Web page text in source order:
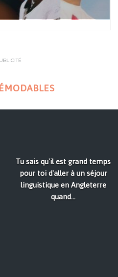
Tu sais qu'il est grand temps
pour toi d'aller à un séjour
linguistique en Angleterre
quand...